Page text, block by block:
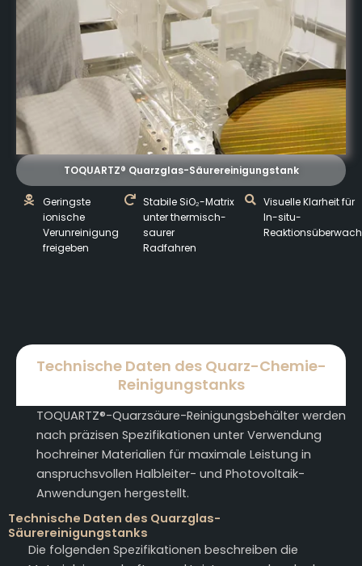
TOQUARTZ® Quarzglas-Säurereinigungstank
Geringste
ionische
Verunreinigung
freigeben
Stabile SiO₂-Matrix
unter thermisch-
saurer
Radfahren
Visuelle Klarheit für
In-situ-
Technische Daten des Quarz-Chemie-
Reinigungstanks
TOQUARTZ®-Quarzsäure-Reinigungsbehälter werden
nach präzisen Spezifikationen unter Verwendung
hochreiner Materialien für maximale Leistung in
anspruchsvollen Halbleiter- und Photovoltaik-
Anwendungen hergestellt.
Technische Daten des Quarzglas-
Säurereinigungstanks
Die folgenden Spezifikationen beschreiben die